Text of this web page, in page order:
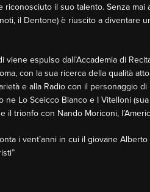
il suo talento. Senza
il Dentone) è riuscito a diventare
viene espulso dall’Accademia di
con la sua ricerca della qualità
e alla Radio con il personaggio
Lo Sceicco Bianco e I Vitelloni
il trionfo con Nando Moriconi,
i vent’anni in cui il giovane